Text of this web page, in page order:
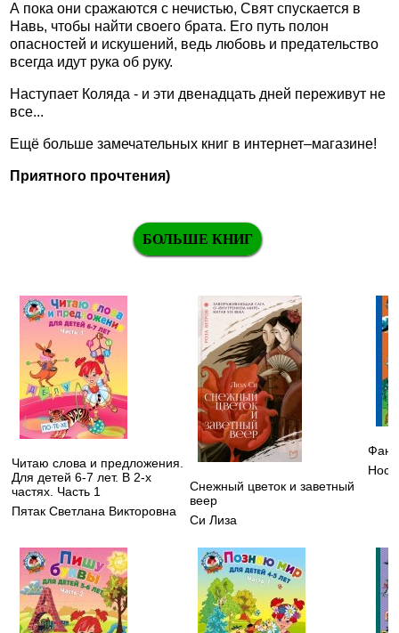
А пока они сражаются с нечистью, Свят спускается в
Навь, чтобы найти своего брата. Его путь полон
опасностей и искушений, ведь любовь и предательство
всегда идут рука об руку.
Наступает Коляда - и эти двенадцать дней переживут не
все...
Ещё больше замечательных книг в интернет–магазине!
Приятного прочтения)
БОЛЬШЕ КНИГ
Читаю слова и предложения.
Для детей 6-7 лет. В 2-х
частях. Часть 1
Пятак Светлана Викторовна
Снежный цветок и заветный
веер
Си Лиза